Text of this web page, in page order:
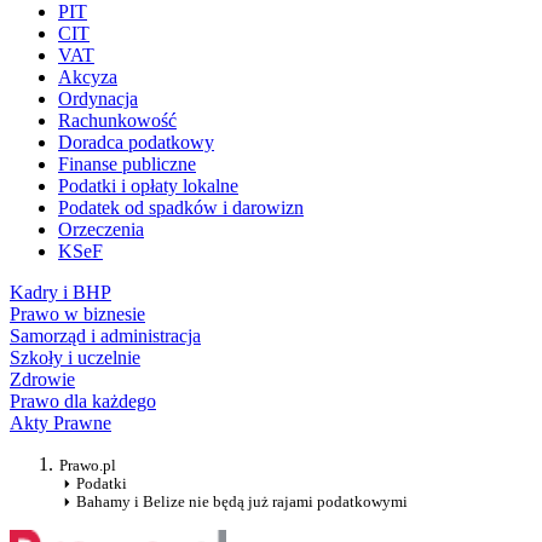
PIT
CIT
VAT
Akcyza
Ordynacja
Rachunkowość
Doradca podatkowy
Finanse publiczne
Podatki i opłaty lokalne
Podatek od spadków i darowizn
Orzeczenia
KSeF
Kadry i BHP
Prawo w biznesie
Samorząd i administracja
Szkoły i uczelnie
Zdrowie
Prawo dla każdego
Akty Prawne
Prawo.pl
Podatki
Bahamy i Belize nie będą już rajami podatkowymi